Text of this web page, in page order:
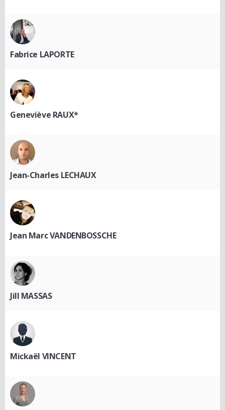
Fabrice LAPORTE
Geneviève RAUX*
Jean-Charles LECHAUX
Jean Marc VANDENBOSSCHE
Jill MASSAS
Mickaël VINCENT